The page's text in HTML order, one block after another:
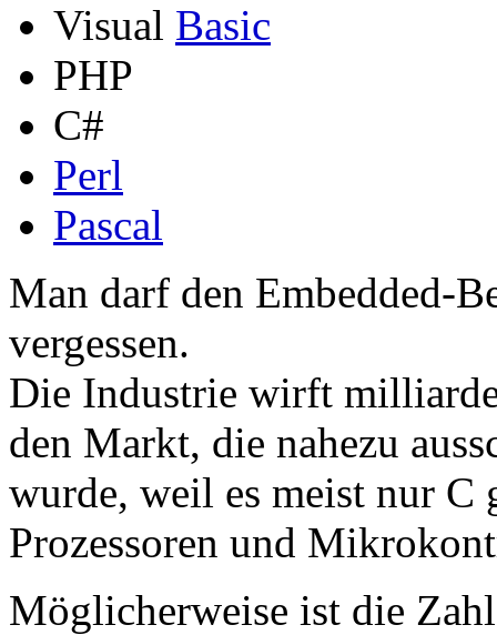
Visual Basic
PHP
C#
Perl
Pascal
Man darf den Embedded-
vergessen.
Die Industrie wirft
den Markt, die nahezu
wurde, weil es meist nur
Prozessoren und
Möglicherweise ist die